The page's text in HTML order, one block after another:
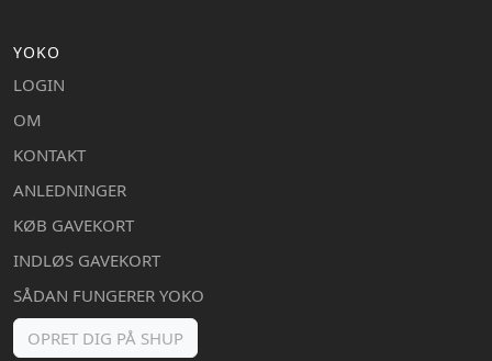
YOKO
LOGIN
OM
KONTAKT
ANLEDNINGER
KØB GAVEKORT
INDLØS GAVEKORT
SÅDAN FUNGERER YOKO
OPRET DIG PÅ SHUP